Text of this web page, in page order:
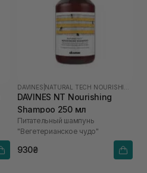
DAVINES
DAVINES NT Nourishing
Shampoo 250 мл
Питательный шампунь
"Вегетерианское чудо"
930₴